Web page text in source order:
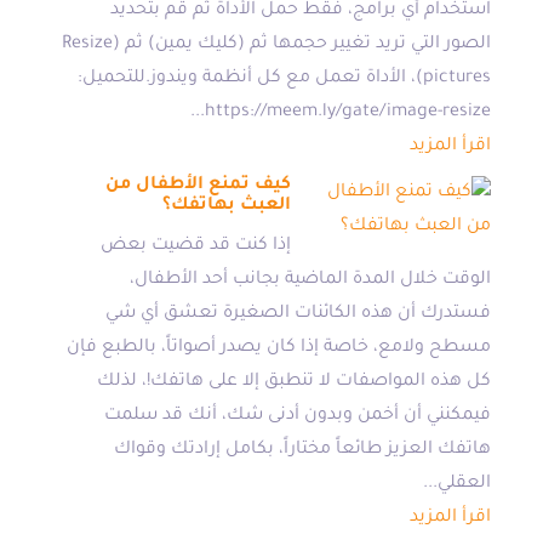
استخدام أي برامج، فقط حمل الأداة ثم قم بتحديد
الصور التي تريد تغيير حجمها ثم (كليك يمين) ثم (Resize
pictures)، الأداة تعمل مع كل أنظمة ويندوز.للتحميل:
https://meem.ly/gate/image-resize...
اقرأ المزيد
كيف تمنع الأطفال من
العبث بهاتفك؟
إذا كنت قد قضيت بعض
الوقت خلال المدة الماضية بجانب أحد الأطفال،
فستدرك أن هذه الكائنات الصغيرة تعشق أي شي
مسطح ولامع، خاصة إذا كان يصدر أصواتاً، بالطبع فإن
كل هذه المواصفات لا تنطبق إلا على هاتفك!، لذلك
فيمكنني أن أخمن وبدون أدنى شك، أنك قد سلمت
هاتفك العزيز طائعاً مختاراً، بكامل إرادتك وقواك
العقلي...
اقرأ المزيد